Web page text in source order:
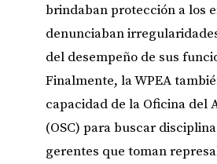
brindaban protección a los
denunciaban
del desempeño de sus
Finalmente, la WPEA
capacidad de la Oficina del
(OSC) para buscar
gerentes que toman